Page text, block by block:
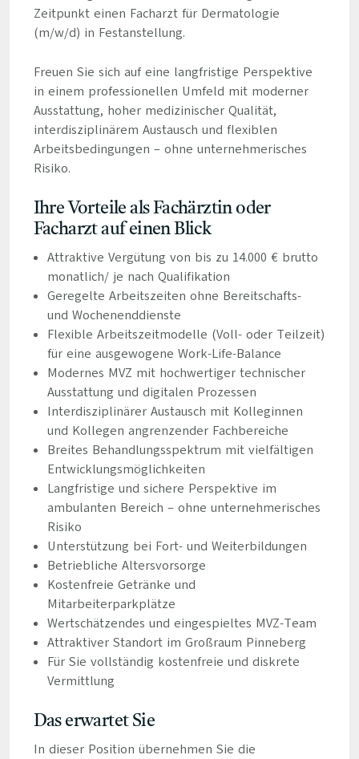
Zeitpunkt einen Facharzt für Dermatologie
(m/w/d) in Festanstellung.
Freuen Sie sich auf eine langfristige Perspektive
in einem professionellen Umfeld mit moderner
Ausstattung, hoher medizinischer Qualität,
interdisziplinärem Austausch und flexiblen
Arbeitsbedingungen – ohne unternehmerisches
Risiko.
Ihre Vorteile als Fachärztin oder
Facharzt auf einen Blick
Attraktive Vergütung von bis zu 14.000 € brutto
monatlich/ je nach Qualifikation
Geregelte Arbeitszeiten ohne Bereitschafts-
und Wochenenddienste
Flexible Arbeitszeitmodelle (Voll- oder Teilzeit)
für eine ausgewogene Work-Life-Balance
Modernes MVZ mit hochwertiger technischer
Ausstattung und digitalen Prozessen
Interdisziplinärer Austausch mit Kolleginnen
und Kollegen angrenzender Fachbereiche
Breites Behandlungsspektrum mit vielfältigen
Entwicklungsmöglichkeiten
Langfristige und sichere Perspektive im
ambulanten Bereich – ohne unternehmerisches
Risiko
Unterstützung bei Fort- und Weiterbildungen
Betriebliche Altersvorsorge
Kostenfreie Getränke und
Mitarbeiterparkplätze
Wertschätzendes und eingespieltes MVZ-Team
Attraktiver Standort im Großraum Pinneberg
Für Sie vollständig kostenfreie und diskrete
Vermittlung
Das erwartet Sie
In dieser Position übernehmen Sie die